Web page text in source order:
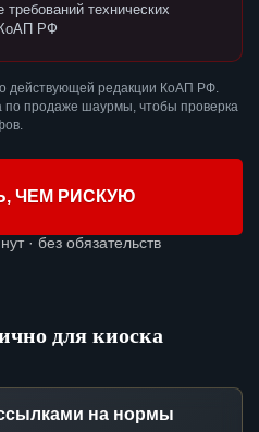
технических
КоАП РФ
действующей редакции КоАП РФ.
по продаже шаурмы, чтобы проверка
ЧЕМ РИСКУЮ
· без обязательств
для киоска
на нормы